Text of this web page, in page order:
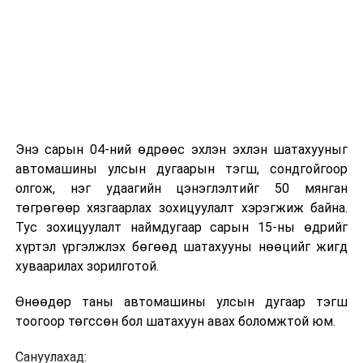
Энэ сарын 04-ний өдрөөс эхлэн эхлэн шатахууныг
автомашины улсын дугаарын тэгш, сондгойгоор
олгож, нэг удаагийн цэнэглэлтийг 50 мянган
төгрөгөөр хязгаарлах зохицуулалт хэрэгжиж байна.
Тус зохицуулалт наймдугаар сарын 15-ны өдрийг
хүртэл үргэлжлэх бөгөөд шатахууны нөөцийг жигд
хуваарилах зорилготой.
Өнөөдөр таны автомашины улсын дугаар тэгш
тоогоор төгссөн бол шатахуун авах боломжтой юм.
Сануулахад: